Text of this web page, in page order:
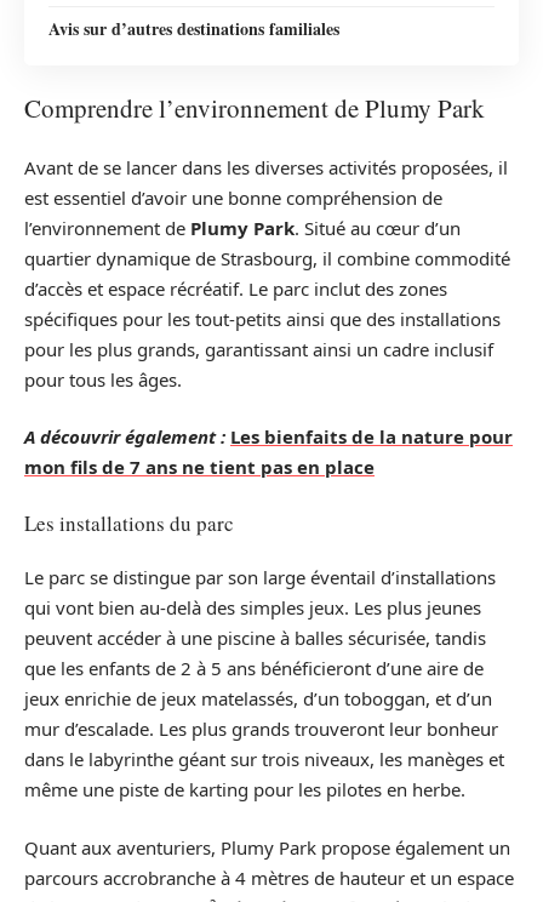
Avis sur d’autres destinations familiales
Comprendre l’environnement de Plumy Park
Avant de se lancer dans les diverses activités proposées, il
est essentiel d’avoir une bonne compréhension de
l’environnement de Plumy Park. Situé au cœur d’un
quartier dynamique de Strasbourg, il combine commodité
d’accès et espace récréatif. Le parc inclut des zones
spécifiques pour les tout-petits ainsi que des installations
pour les plus grands, garantissant ainsi un cadre inclusif
pour tous les âges.
A découvrir également : Les bienfaits de la nature pour
mon fils de 7 ans ne tient pas en place
Les installations du parc
Le parc se distingue par son large éventail d’installations
qui vont bien au-delà des simples jeux. Les plus jeunes
peuvent accéder à une piscine à balles sécurisée, tandis
que les enfants de 2 à 5 ans bénéficieront d’une aire de
jeux enrichie de jeux matelassés, d’un toboggan, et d’un
mur d’escalade. Les plus grands trouveront leur bonheur
dans le labyrinthe géant sur trois niveaux, les manèges et
même une piste de karting pour les pilotes en herbe.
Quant aux aventuriers, Plumy Park propose également un
parcours accrobranche à 4 mètres de hauteur et un espace